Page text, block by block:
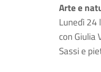
Arte e
Lunedì 24
con Giulia
Sassi e